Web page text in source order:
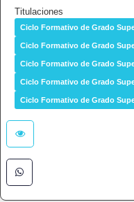
Titulaciones
Ciclo Formativo de Grado
Ciclo Formativo de Grado
Ciclo Formativo de Grado
Ciclo Formativo de Grado
Ciclo Formativo de Grado